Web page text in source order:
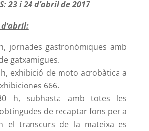
23 i 24 d’abril de 2017
jornades gastronòmiques amb
gatxamigues.
h, exhibició de moto acrobàtica a
666.
h, subhasta amb totes les
de recaptar fons per a
el transcurs de la mateixa es